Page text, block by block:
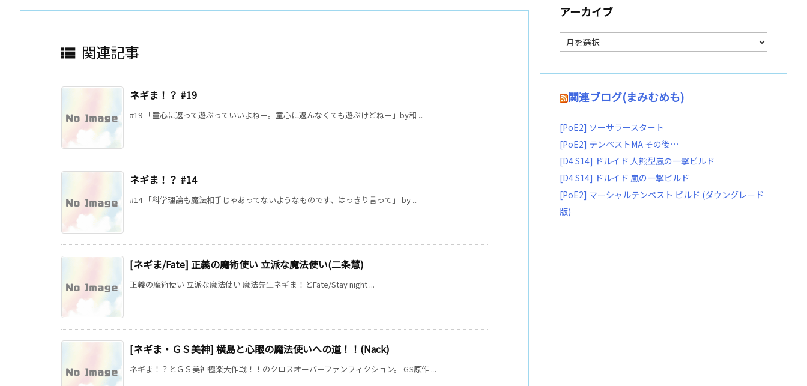
 関連記事
ネギま！？ #19
#19 「童心に返って遊ぶっていいよねー。童心に返んなくても遊ぶけどねー」by和 ...
ネギま！？ #14
#14 「科学理論も魔法相手じゃあってないようなものです、はっきり言って」 by ...
[ネギま/Fate] 正義の魔術使い 立派な魔法使い(二条慧)
正義の魔術使い 立派な魔法使い 魔法先生ネギま！とFate/Stay night ...
[ネギま・ＧＳ美神] 横島と心眼の魔法使いへの道！！(Nack)
ネギま！？とＧＳ美神極楽大作戦！！のクロスオーバーファンフィクション。 GS原作 ...
アーカイブ
ア
ー
カ
イ
関連ブログ(まみむめも)
[PoE2] ソーサラースタート
[PoE2] テンペストMA その後…
[D4 S14] ドルイド 人熊型嵐の一撃ビルド
[D4 S14] ドルイド 嵐の一撃ビルド
[PoE2] マーシャルテンペスト ビルド (ダウングレード
版)